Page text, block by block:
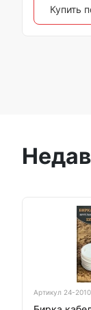
Купить
Артикул 24-